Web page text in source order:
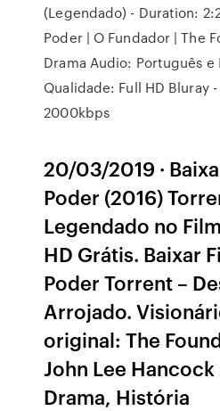
(Legendado) - Duration:
Poder | O Fundador | The
Drama Audio: Português
Qualidade: Full HD Bluray
2000kbps
20/03/2019 ·
Poder (2016)
Legendado no
HD Grátis. Baixar
Poder Torrent –
Arrojado.
original: The
John Lee
Drama, História